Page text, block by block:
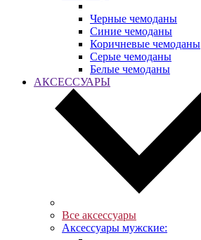
Черные чемоданы
Синие чемоданы
Коричневые чемоданы
Серые чемоданы
Белые чемоданы
АКСЕССУАРЫ
Все аксессуары
Аксессуары мужские: